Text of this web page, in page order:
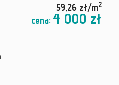
59,26 zł/m2
cena: 4 000 zł